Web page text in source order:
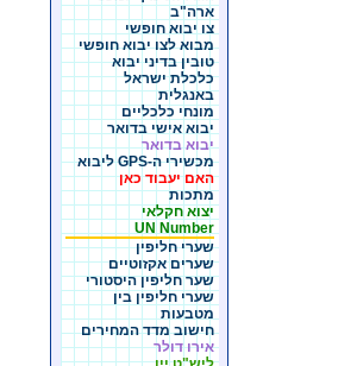
ארה"ב
צו יבוא חופשי
מבוא לצו יבוא חופשי
טובין בדיני יבוא
כלכלת ישראל
באנגלית
מונחי כלכליים
יבוא אישי בדואר
יבוא בדואר
מכשירי ה-GPS ליבוא
האם יעבוד כאן
מתכות
יצוא חקלאי
UN Number
שערי חליפין
שערים אקזוטיים
שער חליפין היסטורי
שערי חליפין בין
מטבעות
חישוב מדד המחירים
אירו דולר